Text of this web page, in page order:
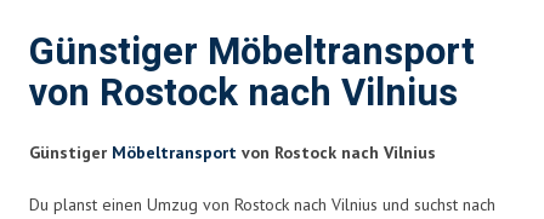
Günstiger Möbeltransport
von Rostock nach Vilnius
Günstiger Möbeltransport von Rostock nach Vilnius
Du planst einen Umzug von Rostock nach Vilnius und suchst nach